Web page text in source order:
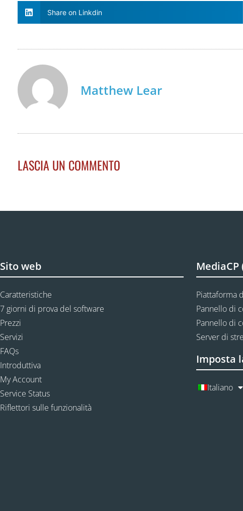
Share on Linkdin
Matthew Lear
LASCIA UN COMMENTO
Sito web
Caratteristiche
7 giorni di prova del software
Prezzi
Servizi
FAQs
Introduttiva
My Account
Service Status
Riflettori sulle funzionalità
MediaCP
Piattaforma
Pannello di
Pannello di
Server di
Imposta
Italiano